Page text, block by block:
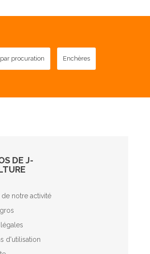
procuration Enchères
DE J-
notre activité
d'utilisation